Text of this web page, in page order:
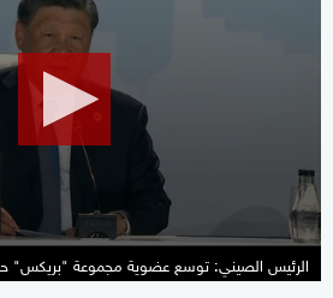
الرئيس الصيني: توسع عضوية مجموعة "بريكس"